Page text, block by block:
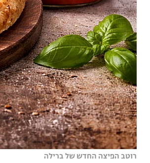
רוטב הפיצה החדש של ברילה